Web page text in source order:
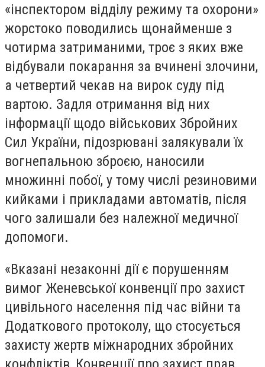
«інспектором відділу режиму та охорони»
жорстоко поводились щонайменше з
чотирма затриманими, троє з яких вже
відбували покарання за вчинені злочини,
а четвертий чекав на вирок суду під
вартою. Задля отримання від них
інформації щодо військових Збройних
Сил України, підозрювані залякували їх
вогнепальною зброєю, наносили
множинні побої, у тому числі резиновими
кийками і прикладами автоматів, після
чого залишали без належної медичної
допомоги.
«Вказані незаконні дії є порушенням
вимог Женевської конвенції про захист
цивільного населення під час війни та
Додаткового протоколу, що стосується
захисту жертв міжнародних збройних